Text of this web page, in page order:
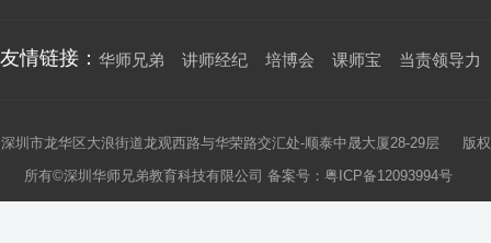
友情链接： 华师兄弟 讲师经纪 培博会 课师宝 当责领导力
深圳市龙华区大浪街道龙观西路与华荣路交汇处-顺泰中晟大厦28-29层 版权
所有©深圳华师兄弟教育科技有限公司 备案号： 粤ICP备12093994号